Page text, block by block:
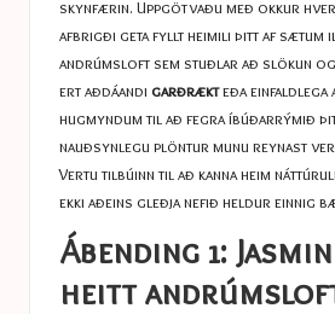
skynfærin. Uppgötvaðu með okkur
afbrigði geta fyllt heimili þitt af sætum
andrúmsloft sem stuðlar að slökun
ert aðdáandi garðrækteða einfaldlega
hugmyndum til að fegra íbúðarrýmið
nauðsynlegu plöntur munu reynast
Vertu tilbúinn til að kanna heim
ekki aðeins gleðja nefið heldur einnig
Ábending 1:
heitt